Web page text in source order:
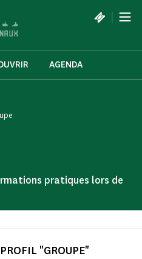
|
AGENDA
pratiques lors de
"GROUPE"